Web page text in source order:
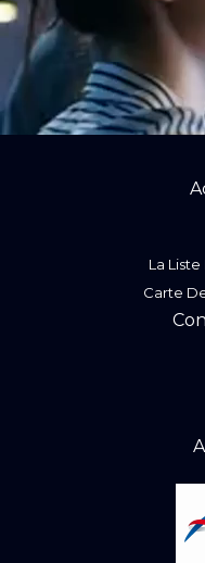
La
Carte